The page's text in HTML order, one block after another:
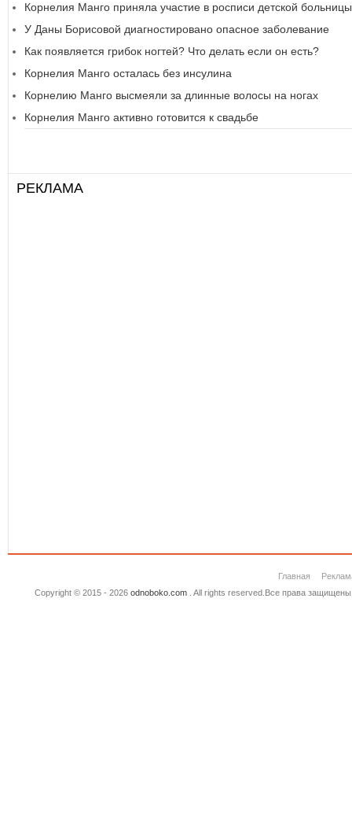
Корнелия Манго приняла участие в росписи детской больницы
У Даны Борисовой диагностировано опасное заболевание
Как появляется грибок ногтей? Что делать если он есть?
Корнелия Манго осталась без инсулина
Корнелию Манго высмеяли за длинные волосы на ногах
Корнелия Манго активно готовится к свадьбе
РЕКЛАМА
Главная
Copyright © 2015 - 2026 odnoboko.com. All rights reserved.Все права защищены.